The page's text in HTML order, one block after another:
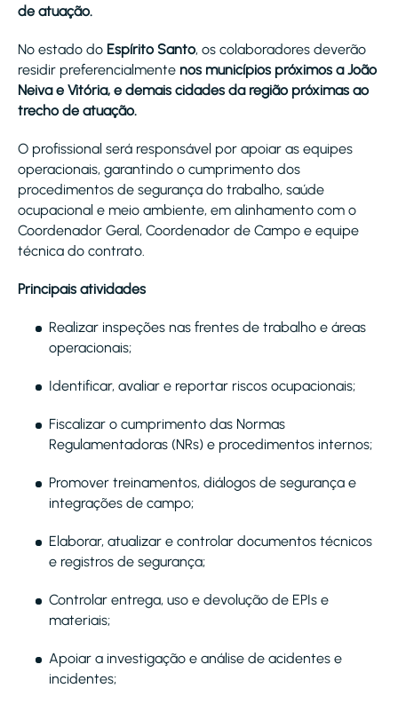
de atuação.
No estado do Espírito Santo, os colaboradores deverão
residir preferencialmente nos municípios próximos a João
Neiva e Vitória, e demais cidades da região próximas ao
trecho de atuação.
O profissional será responsável por apoiar as equipes
operacionais, garantindo o cumprimento dos
procedimentos de segurança do trabalho, saúde
ocupacional e meio ambiente, em alinhamento com o
Coordenador Geral, Coordenador de Campo e equipe
técnica do contrato.
Principais atividades
Realizar inspeções nas frentes de trabalho e áreas
operacionais;
Identificar, avaliar e reportar riscos ocupacionais;
Fiscalizar o cumprimento das Normas
Regulamentadoras (NRs) e procedimentos internos;
Promover treinamentos, diálogos de segurança e
integrações de campo;
Elaborar, atualizar e controlar documentos técnicos
e registros de segurança;
Controlar entrega, uso e devolução de EPIs e
materiais;
Apoiar a investigação e análise de acidentes e
incidentes;